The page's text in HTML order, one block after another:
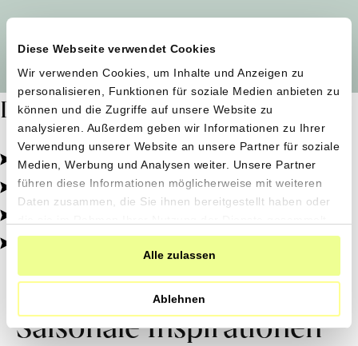
Diese Webseite verwendet Cookies
Wir verwenden Cookies, um Inhalte und Anzeigen zu
personalisieren, Funktionen für soziale Medien anbieten zu
können und die Zugriffe auf unsere Website zu
analysieren. Außerdem geben wir Informationen zu Ihrer
Verwendung unserer Website an unsere Partner für soziale
Medien, Werbung und Analysen weiter. Unsere Partner
führen diese Informationen möglicherweise mit weiteren
Daten zusammen, die Sie ihnen bereitgestellt haben oder
haben.
Alle zulassen
Ablehnen
Dafür stehen wir
Pestizidfrei angebaut, schonend verarbeitet.
Natürliche Zutaten, echter Geschmack.
Von kleinen Höfen, direkt zu dir.
100% transparent, 0% Zusatzstoffe.
Saisonale Inspirationen